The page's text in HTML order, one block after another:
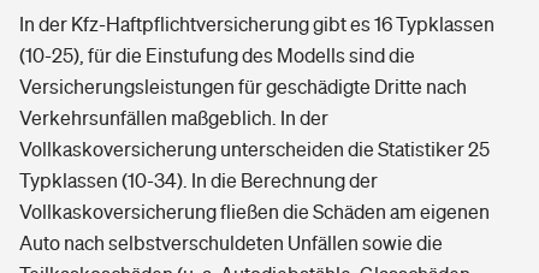
In der Kfz-Haftpflichtversicherung gibt es 16 Typklassen
(10-25), für die Einstufung des Modells sind die
Versicherungsleistungen für geschädigte Dritte nach
Verkehrsunfällen maßgeblich. In der
Vollkaskoversicherung unterscheiden die Statistiker 25
Typklassen (10-34). In die Berechnung der
Vollkaskoversicherung fließen die Schäden am eigenen
Auto nach selbstverschuldeten Unfällen sowie die